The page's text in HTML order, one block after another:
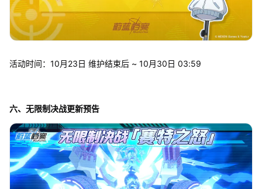
活动时间：10月23日 维护结束后 ~ 10月30日 03:59
六、无限制决战更新预告